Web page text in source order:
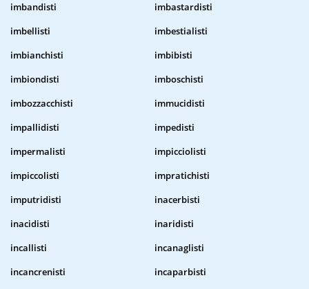
imbandisti
imbastardisti
imbellisti
imbestialisti
imbianchisti
imbibisti
imbiondisti
imboschisti
imbozzacchisti
immucidisti
impallidisti
impedisti
impermalisti
impicciolisti
impiccolisti
impratichisti
imputridisti
inacerbisti
inacidisti
inaridisti
incallisti
incanaglisti
incancrenisti
incaparbisti